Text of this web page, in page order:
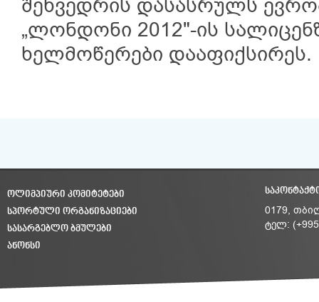
შეხვედრის დასასრულს
„ლონდონი 2012"-ის
ხელმოწერები დააფიქსირეს.
ᲝᲚᲘᲛᲞᲘᲣᲠᲘ ᲙᲝᲛᲘᲢᲔᲢᲔᲑᲘ
ᲡᲞᲝᲠᲢᲣᲚᲘ ᲝᲠᲒᲐᲜᲘᲖᲐᲪᲘᲔᲑᲘ
ᲡᲐᲡᲐᲠᲒᲔᲑᲚᲝ ᲑᲛᲣᲚᲔᲑᲘ
ᲐᲜᲝᲜᲡᲘ
0179,
ტელ: (+995